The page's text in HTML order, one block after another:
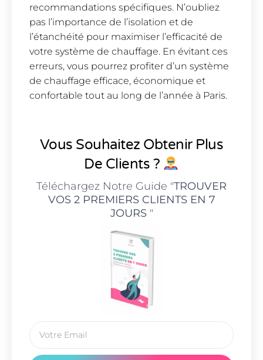
recommandations spécifiques. N’oubliez
pas l’importance de l’isolation et de
l’étanchéité pour maximiser l’efficacité de
votre système de chauffage. En évitant ces
erreurs, vous pourrez profiter d’un système
de chauffage efficace, économique et
confortable tout au long de l’année à Paris.
Vous Souhaitez Obtenir Plus
De Clients ?
Téléchargez Notre Guide "TROUVER
VOS 2 PREMIERS CLIENTS EN 7
JOURS"